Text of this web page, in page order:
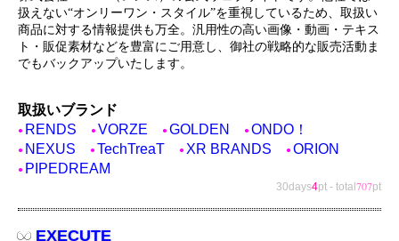
扱えない“オンリーワン・スタイル”を重視しているため、取扱い
商品に対する情報提供も万全。汎用性の高い画像・動画・テキス
ト・販促素材などを豊富にご用意し、御社の戦略的な販売活動ま
でもバックアップいたします。
取扱いブランド
RENDS
VORZE GOLDEN
ONDO！
NEXUS
TechTreaT XR BRANDS
ORION
PIPEDREAM
30days4pt - total 707pt
EXECUTE